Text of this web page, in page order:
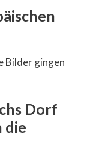
Bilder gingen
Dorf
die